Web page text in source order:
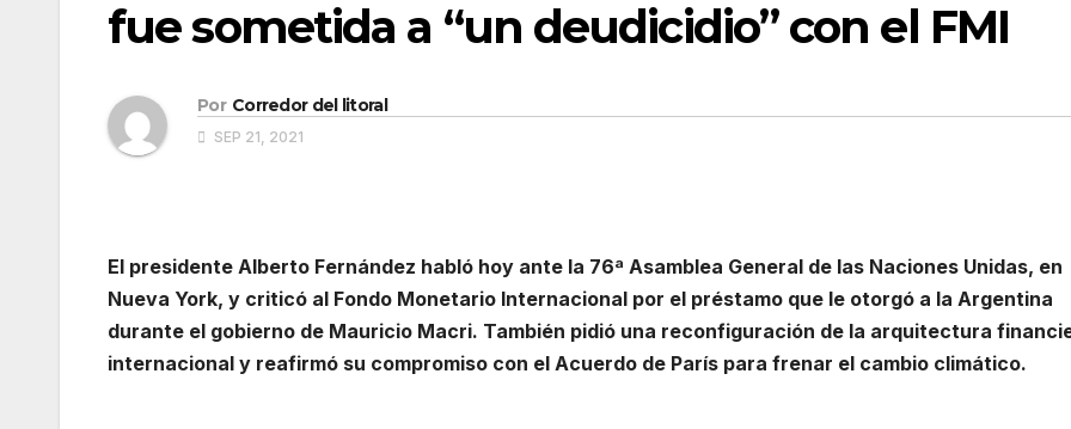
fue sometida a “un deudicidio” con el FMI
Por Corredor del litoral
SEP 21, 2021
El presidente Alberto Fernández habló hoy ante la 76ª Asamblea General de las Naciones Unidas, en
Nueva York, y criticó al Fondo Monetario Internacional por el préstamo que le otorgó a la Argentina
durante el gobierno de Mauricio Macri. También pidió una reconfiguración de la arquitectura
internacional y reafirmó su compromiso con el Acuerdo de París para frenar el cambio climático.